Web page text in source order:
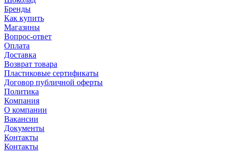
Бренды
Как купить
Магазины
Вопрос-ответ
Оплата
Доставка
Возврат товара
Пластиковые сертификаты
Договор публичной оферты
Политика
Компания
О компании
Вакансии
Документы
Контакты
Контакты